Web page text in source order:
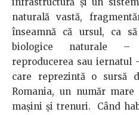
infrastructură și un
naturală vastă,
înseamnă că ursul, ca
biologice naturale –
reproducerea sau iernatul
care reprezintă o sursă
Romania, un număr
mașini și trenuri. Când